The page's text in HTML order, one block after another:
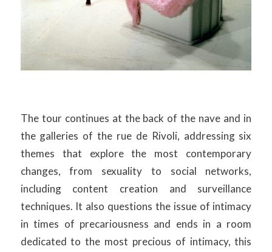
The tour continues at the back of the nave and in
the galleries of the rue de Rivoli, addressing six
themes that explore the most contemporary
changes, from sexuality to social networks,
including content creation and surveillance
techniques. It also questions the issue of intimacy
in times of precariousness and ends in a room
dedicated to the most precious of intimacy, this